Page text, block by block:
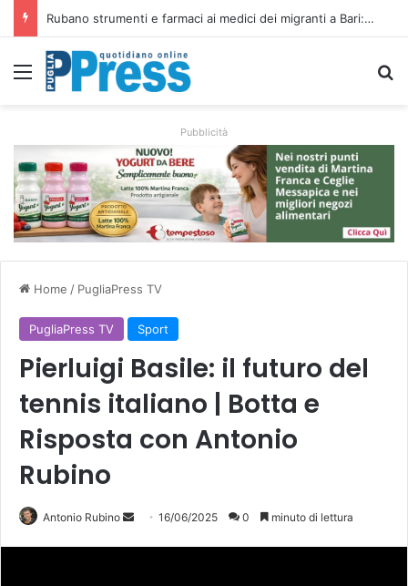
Minacce con immagini intime alla compagna, interviene la Polizia Postale di Lecce
Menu
Pubblicità
Home / PugliaPress TV
PugliaPress TV Sport
Pierluigi Basile: il futuro del
tennis italiano | Botta e
Risposta con Antonio
Rubino
Antonio Rubino
Invia 16/06/2025 0 minuto di lettura